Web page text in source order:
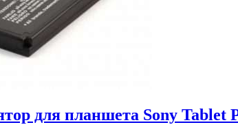
для планшета Sony Tablet